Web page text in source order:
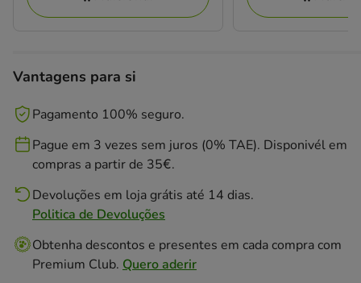
Vantagens para si
Pagamento 100% seguro.
Pague em 3 vezes sem juros (0% TAE). Disponivél em
compras a partir de 35€.
Devoluções em loja grátis até 14 dias.
Politica de Devoluções
Obtenha descontos e presentes em cada compra com
Premium Club. Quero aderir